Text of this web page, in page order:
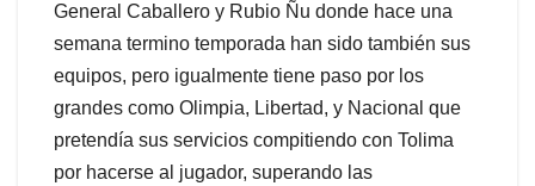
General Caballero y Rubio Ñu donde hace una
semana termino temporada han sido también sus
equipos, pero igualmente tiene paso por los
grandes como Olimpia, Libertad, y Nacional que
pretendía sus servicios compitiendo con Tolima
por hacerse al jugador, superando las